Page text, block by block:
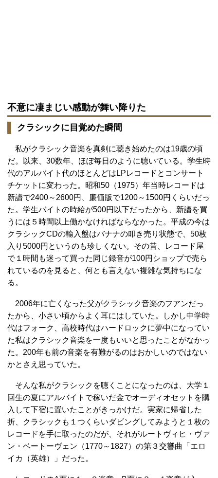
不意に凄まじい感動が舞い降りた
クラシックに目覚めた瞬間
私がクラシック音楽を真剣に聴き始めたのは19歳の頃
だ。以来、30数年、ほぼ毎日のように聴いている。学生時
代のアルバイト代のほとんどはLPレコードとコンサート
チケットに変わった。昭和50（1975）年当時レコードは
新譜で2400～2600円、廉価版で1200～1500円くらいだっ
た。学生バイトの時給が500円以下だったから、新譜を買
うには５時間以上働かなければならなかった。平成の今は
クラシックCDの輸入盤はバナナの叩き売り状態で、50枚
入り5000円というのも珍しくない。その昔、レコード屋
で１時間も迷って買った同じ録音が100円ショップで売ら
れているのを見ると、何とも言えない複雑な気持ちにな
る。
2006年に亡くなった父がクラシック音楽のフアンだっ
たから、小さい頃からよく耳にはしていた。しかし中学時
代はフォーク、高校時代はハードロックに夢中になってい
た私はクラシック音楽を一度もいいと思ったことがなかっ
た。200年も前の音楽を有難がるのはおかしいのではない
かとさえ思っていた。
そんな私がクラシックを聴くことになったのは、大学１
回生の夏にアルバイトで稼いだ金でオーディオセットを購
入して下宿に置いたことがきっかけだ。実家に帰省した
折、クラシックも１つくらいダビングしてみようと１枚の
レコードを手に取ったのだが、それがルートヴィヒ・ヴァ
ン・ベートーヴェン（1770～1827）の第３交響曲「エロ
イカ（英雄）」だった。